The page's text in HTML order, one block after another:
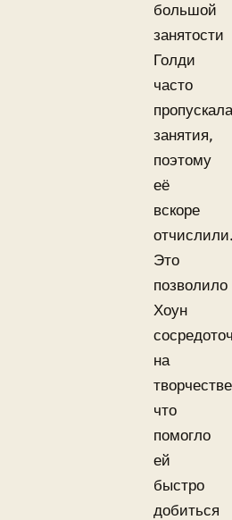
большой
занятости
Голди
часто
пропускала
занятия,
поэтому
её
вскоре
Это
позволило
Хоун
на
что
помогло
ей
быстро
добиться